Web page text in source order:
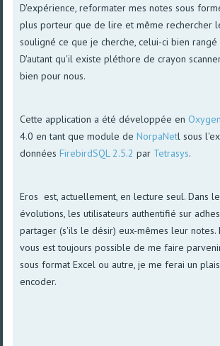
D'expérience, reformater mes notes sous
plus porteur que de lire et même rechercher
souligné ce que je cherche, celui-ci bien
D'autant qu'il existe pléthore de crayon
bien pour nous.
Cette application a été développée en
4.0 en tant que module deNorpaNetl sous
donnéesFirebirdSQL 2.5.2 par Tetrasys.
Eros est, actuellement, en lecture seul. Dans
évolutions, les utilisateurs authentifié sur
partager (s'ils le désir) eux-mêmes leur notes.
vous est toujours possible de me faire
sous format Excel ou autre, je me ferai un
encoder.